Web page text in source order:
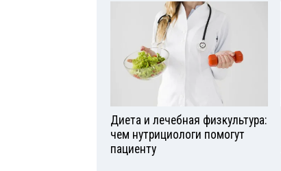
Диета и лечебная физкультура:
чем нутрициологи помогут
пациенту